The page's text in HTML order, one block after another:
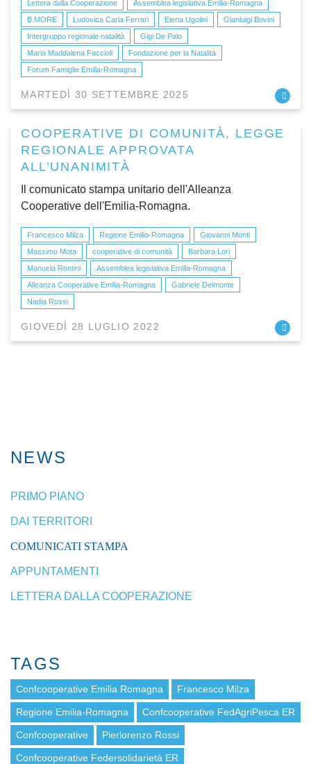
Lettera dalla Cooperazione
Assemblea legislativa Emilia-Romagna
B.MORE
Ludovica Carla Ferrari Elena Ugolini
Gianluigi Bovini
Intergruppo regionale natalità
Gigi De Palo
Maria Maddalena Faccioli
Fondazione per la Natalità
Forum Famiglie Emilia-Romagna
MARTEDÌ 30 SETTEMBRE 2025
COOPERATIVE DI COMUNITÀ, LEGGE
REGIONALE APPROVATA
ALL’UNANIMITÀ
Il comunicato stampa unitario dell'Alleanza
Cooperative dell'Emilia-Romagna.
Francesco Milza Regione Emilia-Romagna
Giovanni Monti
Massimo Mota
cooperative di comunità
Barbara Lori
Manuela Rontini
Assemblea legislativa Emilia-Romagna
Alleanza Cooperative Emilia-Romagna
Gabriele Delmonte
Nadia Rossi
GIOVEDÌ 28 LUGLIO 2022
NEWS
PRIMO PIANO
DAI TERRITORI
COMUNICATI STAMPA
APPUNTAMENTI
LETTERA DALLA COOPERAZIONE
TAGS
Confcooperative Emilia Romagna Francesco Milza
Regione Emilia-Romagna Confcooperative FedAgriPesca ER
Confcooperative Pierlorenzo Rossi
Confcooperative Federsolidarietà ER